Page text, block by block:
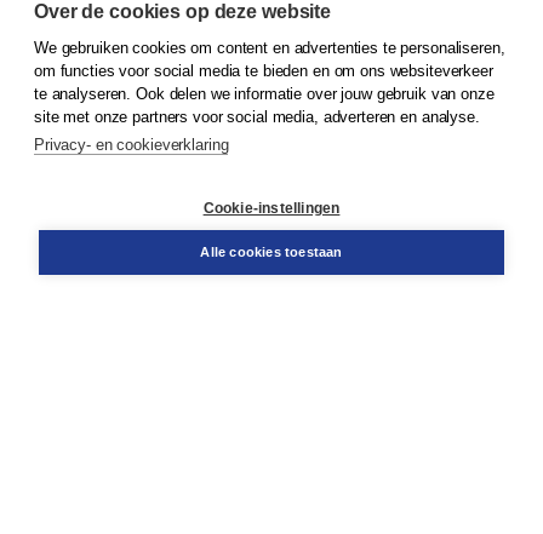
© 2026Koninklijke Boom uitgevers
Bestellen
Over de cookies op deze website
We gebruiken cookies om content en advertenties te personaliseren,
om functies voor social media te bieden en om ons websiteverkeer
te analyseren. Ook delen we informatie over jouw gebruik van onze
site met onze partners voor social media, adverteren en analyse.
Privacy- en cookieverklaring
Cookie-instellingen
Alle cookies toestaan